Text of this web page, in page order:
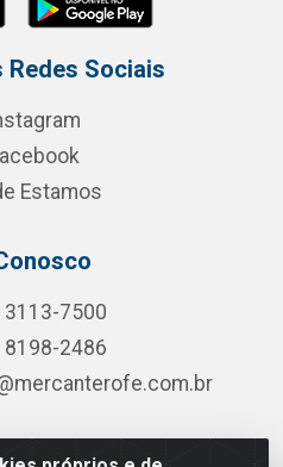
Redes Sociais
Estamos
3113-7500
8198-2486